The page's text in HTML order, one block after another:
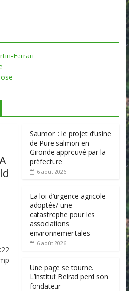
Ferrari
Saumon : le projet d’usine
de Pure salmon en
Gironde approuvé par la
préfecture
6 août 2026
La loi d’urgence agricole
adoptée/ une
catastrophe pour les
associations
environnementales
6 août 2026
Une page se tourne.
L’institut Belrad perd son
fondateur